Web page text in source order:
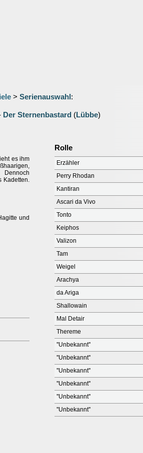
> Serienauswahl :
Der Sternenbastard (Lübbe)
es ihm
Kadetten.
und
Rolle
Erzähler
Perry Rhodan
Kantiran
Ascari da Vivo
Tonto
Keiphos
Valizon
Tam
Weigel
Arachya
da Ariga
Shallowain
Mal Detair
Thereme
''Unbekannt''
''Unbekannt''
''Unbekannt''
''Unbekannt''
''Unbekannt''
''Unbekannt''